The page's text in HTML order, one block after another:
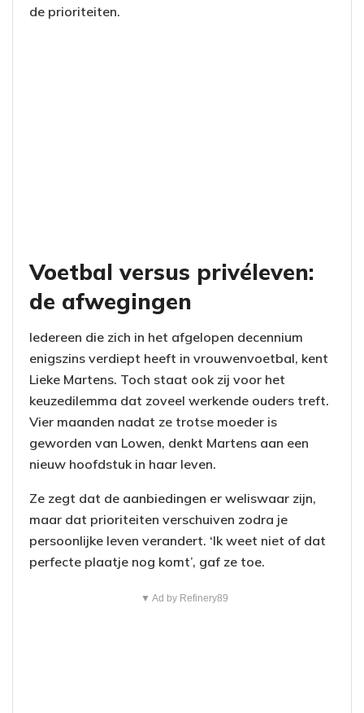
de prioriteiten.
Voetbal versus privéleven:
de afwegingen
Iedereen die zich in het afgelopen decennium
enigszins verdiept heeft in vrouwenvoetbal, kent
Lieke Martens. Toch staat ook zij voor het
keuzedilemma dat zoveel werkende ouders treft.
Vier maanden nadat ze trotse moeder is
geworden van Lowen, denkt Martens aan een
nieuw hoofdstuk in haar leven.
Ze zegt dat de aanbiedingen er weliswaar zijn,
maar dat prioriteiten verschuiven zodra je
persoonlijke leven verandert. ‘Ik weet niet of dat
perfecte plaatje nog komt’, gaf ze toe.
▼ Ad by Refinery89